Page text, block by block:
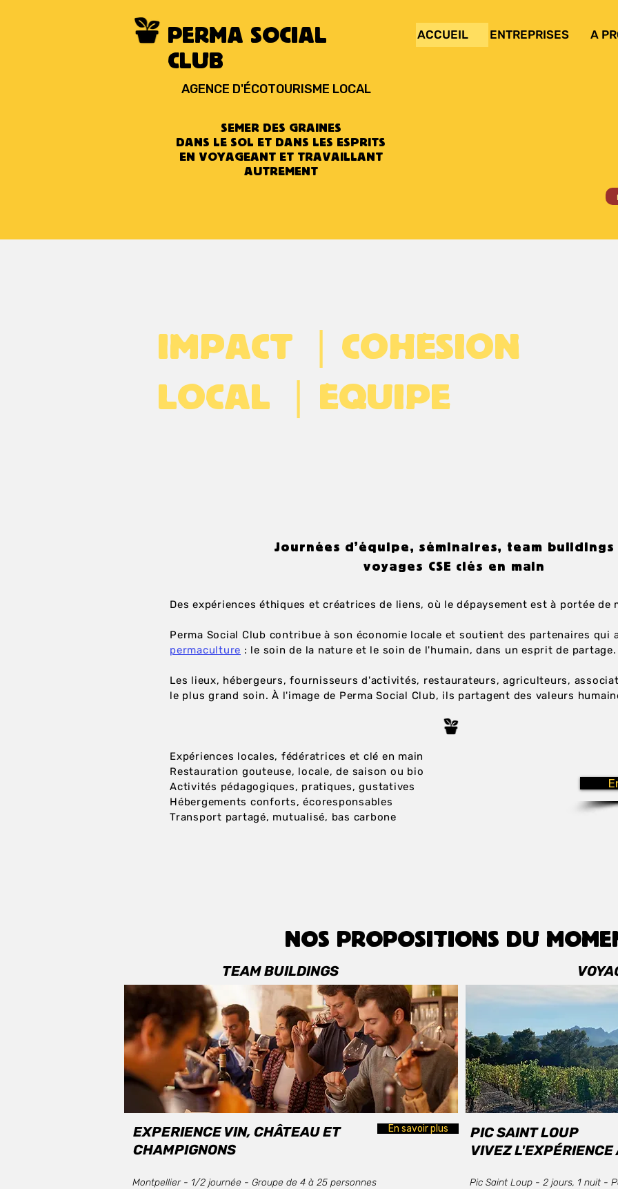
PERMA SOCIAL
CLUB
AGENCE D'ÉCOTOURISME LOCAL
ACCUEIL ENTREPRISES A
SEMER DES GRAINES
DANS LE SOL ET DANS LES ESPRITS
EN VOYAGEANT ET TRAVAILLANT
AUTREMENT
IMPACT | COHÉSION
LOCAL | ÉQUIPE
Journées d'équipe, séminaires, team buildings
voyages CSE clés en main
Des expériences éthiques et créatrices de liens, où le dépaysement est à portée de
Perma Social Club contribue à son économie locale et soutient des partenaires qui
permaculture : le soin de la nature et le soin de l'humain, dans un esprit de partage.
Les lieux, hébergeurs, fournisseurs d'activités, restaurateurs, agriculteurs,
le plus grand soin. À l'image de Perma Social Club, ils partagent des valeurs
Expériences locales, fédératrices et clé en main
Restauration gouteuse, locale, de saison ou bio
Activités pédagogiques, pratiques, gustatives
Hébergements conforts, écoresponsables
Transport partagé, mutualisé, bas carbone
NOS PROPOSITIONS DU
TEAM BUILDINGS
EXPERIENCE VIN, CHÂTEAU ET
CHAMPIGNONS
En savoir plus
Montpellier - 1/2 journée - Groupe de 4 à 25 personnes
PIC SAINT LOUP
VIVEZ
Pic Saint Loup - 2 jours, 1 nuit -